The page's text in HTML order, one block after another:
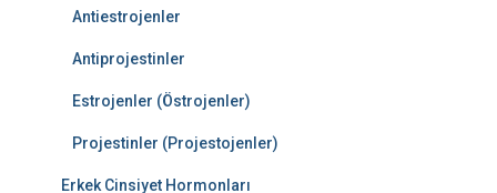
Antiestrojenler
Antiprojestinler
Estrojenler (Östrojenler)
Projestinler (Projestojenler)
Erkek Cinsiyet Hormonları